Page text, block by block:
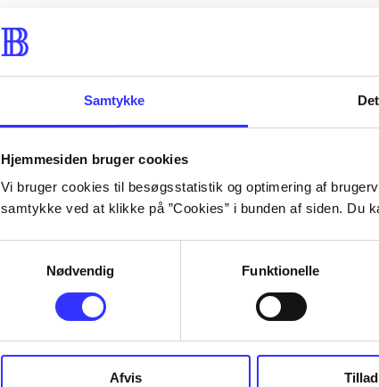
Samtykke
Hjemmesiden bruger cookies
Vi bruger cookies til besøgsstatistik og optimering af
samtykke ved at klikke på ”Cookies” i bunden af siden. Du
Nødvendig
Funktionelle
Afvis
...
...